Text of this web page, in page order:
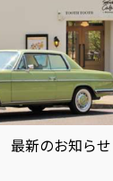
最新のお知らせ